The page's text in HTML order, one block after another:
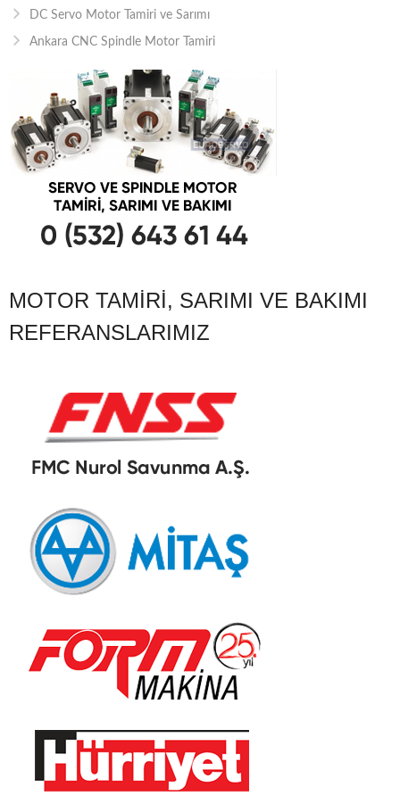
DC Servo Motor Tamiri ve Sarımı
Ankara CNC Spindle Motor Tamiri
MOTOR TAMIRI, SARIMI VE BAKIMI
REFERANSLARIMIZ